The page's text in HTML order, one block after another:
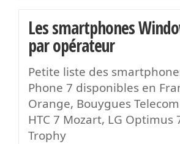
Les smartphones
par opérateur
Petite liste des
Phone 7 disponibles en
Orange, Bouygues Telecom
HTC 7 Mozart, LG Optimus
Trophy